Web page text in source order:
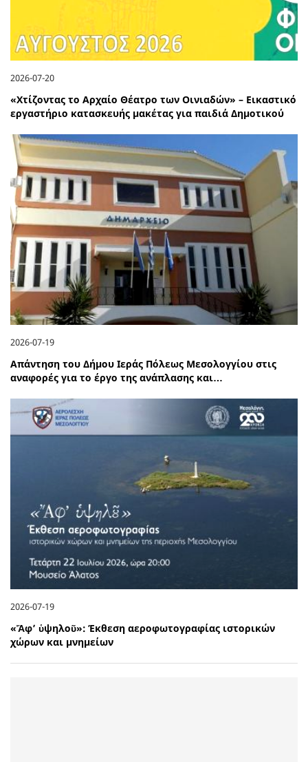
2026-07-20
«Χτίζοντας το Αρχαίο Θέατρο των Οινιαδών» – Εικαστικό
εργαστήριο κατασκευής μακέτας για παιδιά Δημοτικού
2026-07-19
Απάντηση του Δήμου Ιεράς Πόλεως Μεσολογγίου στις
αναφορές για το έργο της ανάπλασης και…
2026-07-19
«Ἄφ’ ὑψηλοῦ»: Έκθεση αεροφωτογραφίας ιστορικών
χώρων και μνημείων